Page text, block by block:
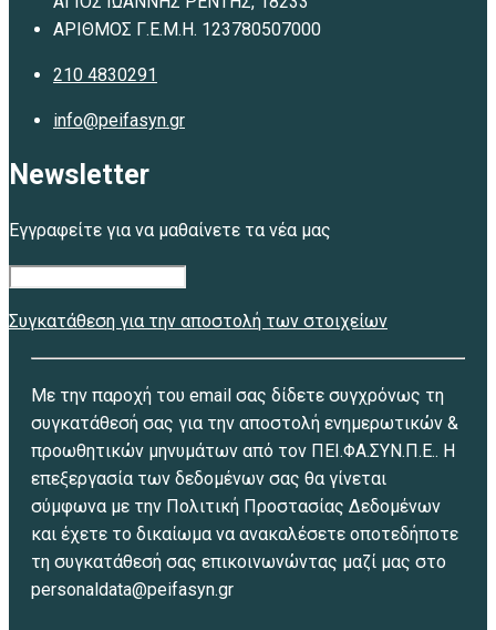
ΑΡΙΘΜΟΣ Γ.Ε.Μ.Η. 123780507000
210 4830291
info@peifasyn.gr
Newsletter
Εγγραφείτε για να μαθαίνετε τα νέα μας
Συγκατάθεση για την αποστολή των στοιχείων
Με την παροχή του email σας δίδετε συγχρόνως τη
συγκατάθεσή σας για την αποστολή ενημερωτικών &
προωθητικών μηνυμάτων από τον ΠΕΙ.ΦΑ.ΣΥΝ.Π.Ε.. Η
επεξεργασία των δεδομένων σας θα γίνεται
σύμφωνα με την Πολιτική Προστασίας Δεδομένων
και έχετε το δικαίωμα να ανακαλέσετε οποτεδήποτε
τη συγκατάθεσή σας επικοινωνώντας μαζί μας στο
personaldata@peifasyn.gr